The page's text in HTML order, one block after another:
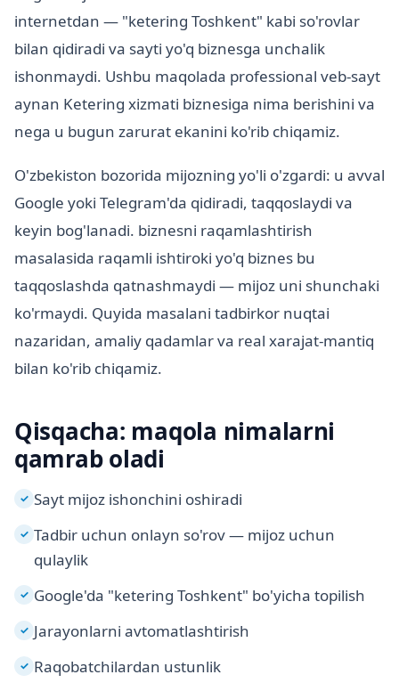
internetdan — "ketering Toshkent" kabi so'rovlar
bilan qidiradi va sayti yo'q biznesga unchalik
ishonmaydi. Ushbu maqolada professional veb-sayt
aynan Ketering xizmati biznesiga nima berishini va
nega u bugun zarurat ekanini ko'rib chiqamiz.
O'zbekiston bozorida mijozning yo'li o'zgardi: u avval
Google yoki Telegram'da qidiradi, taqqoslaydi va
keyin bog'lanadi. biznesni raqamlashtirish
masalasida raqamli ishtiroki yo'q biznes bu
taqqoslashda qatnashmaydi — mijoz uni shunchaki
ko'rmaydi. Quyida masalani tadbirkor nuqtai
nazaridan, amaliy qadamlar va real xarajat-mantiq
bilan ko'rib chiqamiz.
Qisqacha: maqola nimalarni
qamrab oladi
✓ Sayt mijoz ishonchini oshiradi
✓ Tadbir uchun onlayn so'rov — mijoz uchun
qulaylik
✓ Google'da "ketering Toshkent" bo'yicha topilish
✓ Jarayonlarni avtomatlashtirish
✓ Raqobatchilardan ustunlik